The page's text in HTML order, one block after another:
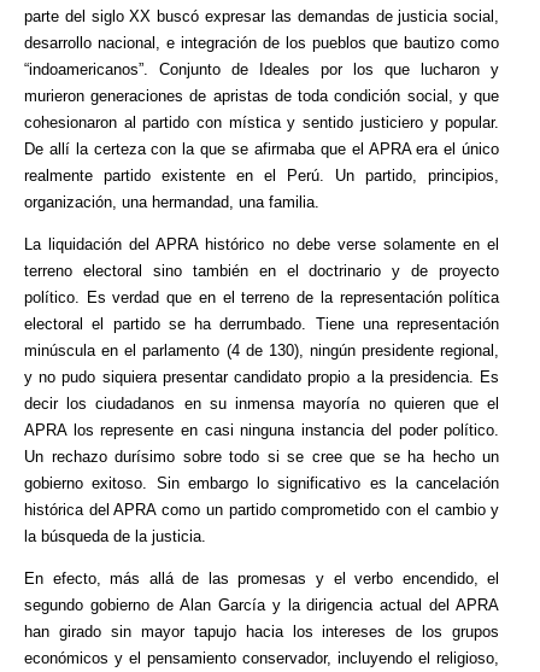
parte del siglo XX buscó expresar las demandas de justicia social,
desarrollo nacional, e integración de los pueblos que bautizo como
“indoamericanos”. Conjunto de Ideales por los que lucharon y
murieron generaciones de apristas de toda condición social, y que
cohesionaron al partido con mística y sentido justiciero y popular.
De allí la certeza con la que se afirmaba que el APRA era el único
realmente partido existente en el Perú. Un partido, principios,
organización, una hermandad, una familia.
La liquidación del APRA histórico no debe verse solamente en el
terreno electoral sino también en el doctrinario y de proyecto
político. Es verdad que en el terreno de la representación política
electoral el partido se ha derrumbado. Tiene una representación
minúscula en el parlamento (4 de 130), ningún presidente regional,
y no pudo siquiera presentar candidato propio a la presidencia. Es
decir los ciudadanos en su inmensa mayoría no quieren que el
APRA los represente en casi ninguna instancia del poder político.
Un rechazo durísimo sobre todo si se cree que se ha hecho un
gobierno exitoso. Sin embargo lo significativo es la cancelación
histórica del APRA como un partido comprometido con el cambio y
la búsqueda de la justicia.
En efecto, más allá de las promesas y el verbo encendido, el
segundo gobierno de Alan García y la dirigencia actual del APRA
han girado sin mayor tapujo hacia los intereses de los grupos
económicos y el pensamiento conservador, incluyendo el religioso,